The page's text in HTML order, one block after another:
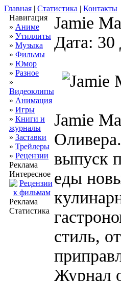
Главная | Статистика | Контакты
Навигация
» Аниме
» Утиллиты
» Музыка
» Фильмы
» Юмор
» Разное
»
Видеоклипы
» Анимация
» Игры
» Книги и
журналы
» Заставки
» Трейлеры
» Рецензии
Реклама
Интересное
Реклама
Статистика
Jamie
Дата: 30
Jamie
выпуск
еды
стиль,
Журнал